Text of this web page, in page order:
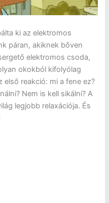
ki az elektromos
páran, akiknek bőven
elektromos csoda,
okokból kifolyólag
reakció: mi a fene ez?
Nem is kell sikálni? A
legjobb relaxációja. És